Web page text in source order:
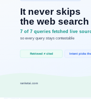
핵심 실행 요약
항목
핵심
AI 인용에도 유
지가 인용을 잃
geo 업무에 우선